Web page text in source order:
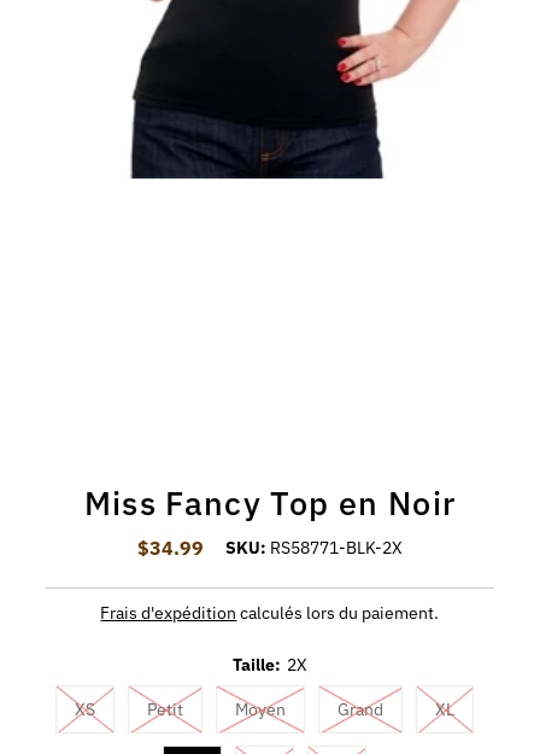
Miss Fancy Top en Noir
Prix ordinaire
$34.99 SKU: RS58771-BLK-2X
Frais d'expédition calculés lors du paiement.
Taille: 2X
XS Petit Moyen Grand XL